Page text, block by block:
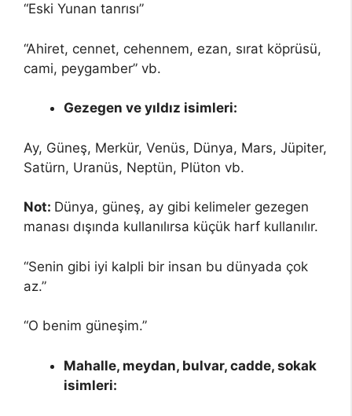
“Eski Yunan tanrısı”
“Ahiret, cennet, cehennem, ezan, sırat köprüsü,
cami, peygamber” vb.
Gezegen ve yıldız isimleri:
Ay, Güneş, Merkür, Venüs, Dünya, Mars, Jüpiter,
Satürn, Uranüs, Neptün, Plüton vb.
Not: Dünya, güneş, ay gibi kelimeler gezegen
manası dışında kullanılırsa küçük harf kullanılır.
“Senin gibi iyi kalpli bir insan bu dünyada çok
az.”
“O benim güneşim.”
Mahalle, meydan, bulvar, cadde, sokak
isimleri: